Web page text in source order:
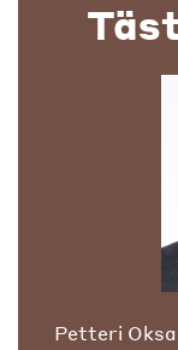
Petteri Oksa